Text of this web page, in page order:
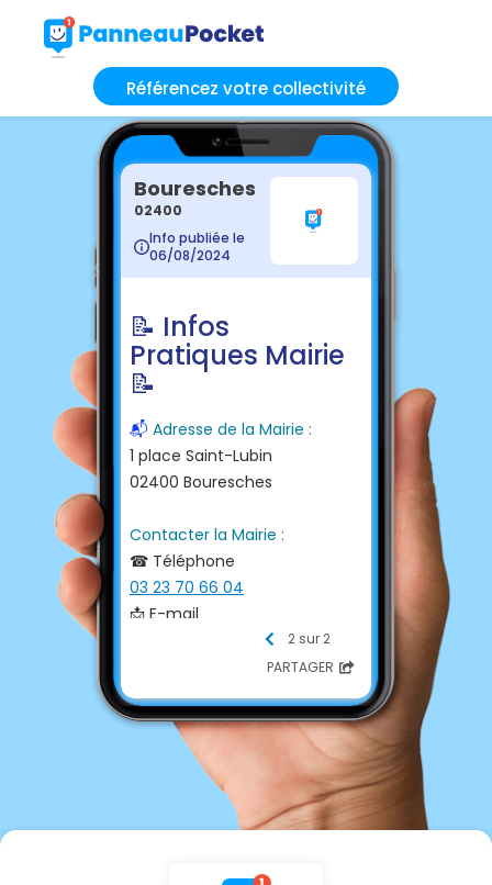
Référencez votre collectivité
Bouresches
02400
Info publiée le
06/08/2024
📝 Infos
Pratiques Mairie
📝
📬 Adresse de la Mairie :
1 place Saint-Lubin
02400 Bouresches
Contacter la Mairie :
☎ Téléphone
03 23 70 66 04
📩 E-mail
mairiedebouresches@wanad
2 sur 2
PARTAGER